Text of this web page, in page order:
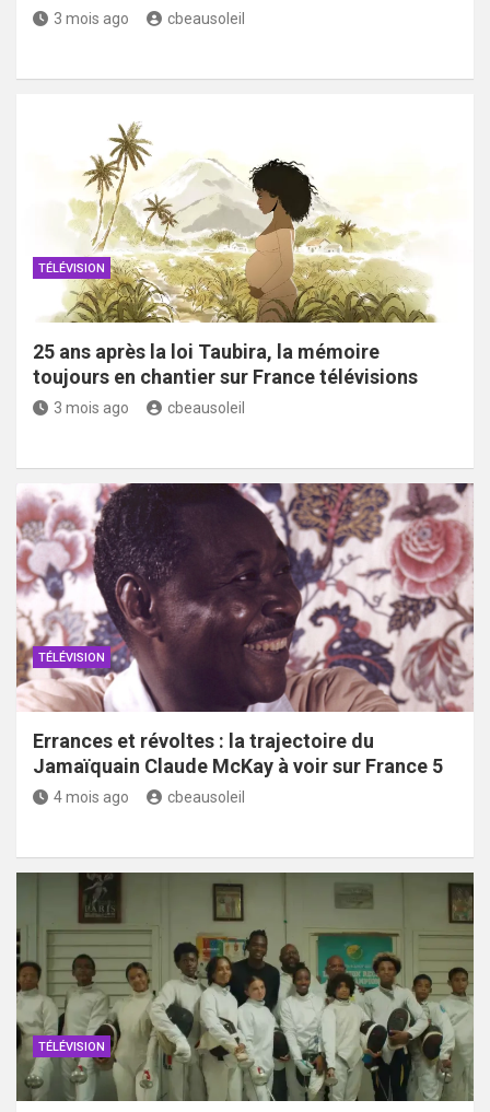
3 mois ago cbeausoleil
TÉLÉVISION
25 ans après la loi Taubira, la mémoire
toujours en chantier sur France télévisions
3 mois ago cbeausoleil
TÉLÉVISION
Errances et révoltes : la trajectoire du
Jamaïquain Claude McKay à voir sur France 5
4 mois ago cbeausoleil
TÉLÉVISION